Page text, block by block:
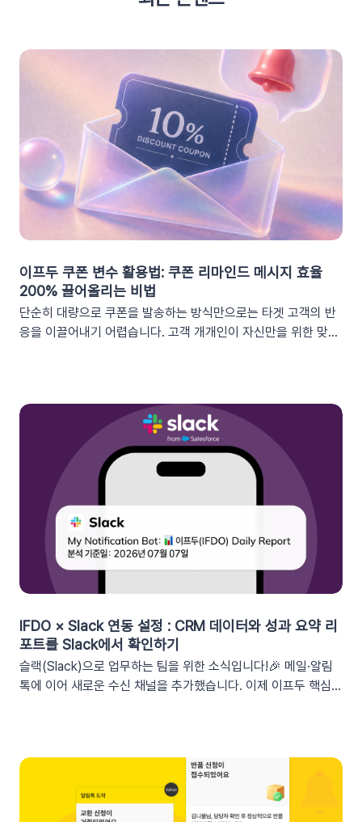
이프두 쿠폰 변수 활용법: 쿠폰 리마인드 메시지 효율
200% 끌어올리는 비법
단순히 대량으로 쿠폰을 발송하는 방식만으로는 타겟 고객의 반
응을 이끌어내기 어렵습니다. 고객 개개인이 자신만을 위한 맞춤
‘쿠폰 변수’ 알아보기쿠폰 코드와 발급일 등 푸시 메시지에 사용
가능한 쿠폰 데이터가 확장되었습니다. 핵심적인 쿠폰 데이터들
을 즉시 활용할 수 있습니다.BeforeAfter쿠폰 변수 사용 가능
세그먼트특정 쿠폰 만료일 (선택형/입력형) 사용 가능한 쿠폰 변
수쿠폰명, 쿠폰 만료일, 사용가능 쿠폰수쿠폰 변수 사용 가능 세
그먼트특정 쿠폰 만료일 (선택형) + 쿠폰코드 (선택형), 특정 쿠
폰 발급일 (선택형), 쿠폰 만료일, 쿠폰 발급일사용 가능한 쿠폰
변수쿠폰명, 쿠폰 만료일 + 쿠폰 발급일, 쿠폰코드💡 ‘사용가능
쿠폰수’ 세그먼트는 ‘회원 변수’에서 이용할 수 있어요.2. 손쉬운
쿠폰 변수 설정 방법세그먼트 선택 단계에서 쿠폰 변수를 사용할
정 쿠폰 만료일 (선택형), 쿠폰코드 (선택형), 특정 쿠폰 발급일
(선택형), 쿠폰 만료일, 쿠폰 발급일텍스트 입력란에서 개인화 변
수 아이콘을 클릭합니다. ‘쿠폰 변수’ 그룹을 클릭한 뒤 원하는 변
수를 선택하여 입력란에 추가하세요. 💡 쿠폰 변수는 테스트 발
확인해 주세요. 3. 실무에서 바로 쓰는 쿠폰 데이터 활용 시나리
오 3가지단순한 쿠폰 안내는 반응이 적어요! 구매 전환율을 높이
는 이프두 쿠폰 변수 활용 시나리오를 확인해 보세요. ⌛️ 만료 임
박 긴급 알림쿠폰이 단순히 ‘만료됩니다’라고 알리는 것보다, 구
IFDO × Slack 연동 설정 : CRM 데이터와 성과 요약 리
포트를 Slack에서 확인하기
슬랙(Slack)으로 업무하는 팀을 위한 소식입니다!🎉 메일·알림
톡에 이어 새로운 수신 채널을 추가했습니다. 이제 이프두 핵심
커머스, 트래픽, 회원 데이터, 인앱 메시지 및 푸시 메시지 성과
등기존 발송 방식: 알림톡, 이메일신규 추가: 슬랙(Slack) 메시지
2. 쇼핑몰 운영, 슬랙(Slack) 리포트 연동이 좋은 이유실시간 성